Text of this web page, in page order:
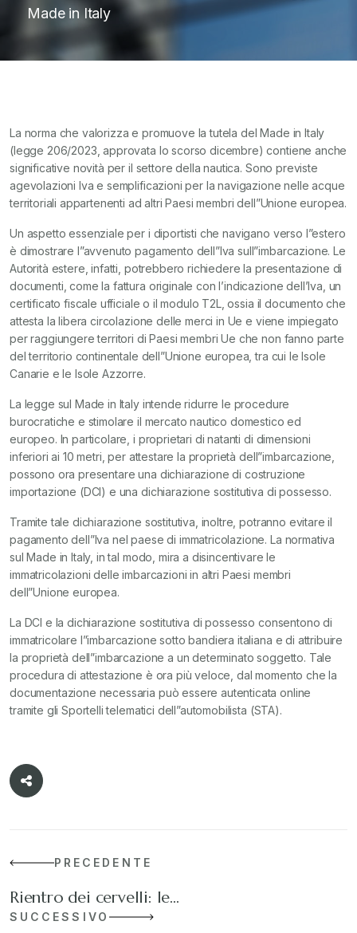
Made in Italy
La norma che valorizza e promuove la tutela del Made in Italy
(legge 206/2023, approvata lo scorso dicembre) contiene anche
significative novità per il settore della nautica. Sono previste
agevolazioni Iva e semplificazioni per la navigazione nelle acque
territoriali appartenenti ad altri Paesi membri dell”Unione europea.
Un aspetto essenziale per i diportisti che navigano verso l”estero
è dimostrare l”avvenuto pagamento dell”Iva sull”imbarcazione. Le
Autorità estere, infatti, potrebbero richiedere la presentazione di
documenti, come la fattura originale con l’indicazione dell’Iva, un
certificato fiscale ufficiale o il modulo T2L, ossia il documento che
attesta la libera circolazione delle merci in Ue e viene impiegato
per raggiungere territori di Paesi membri Ue che non fanno parte
del territorio continentale dell”Unione europea, tra cui le Isole
Canarie e le Isole Azzorre.
La legge sul Made in Italy intende ridurre le procedure
burocratiche e stimolare il mercato nautico domestico ed
europeo. In particolare, i proprietari di natanti di dimensioni
inferiori ai 10 metri, per attestare la proprietà dell”imbarcazione,
possono ora presentare una dichiarazione di costruzione
importazione (DCI) e una dichiarazione sostitutiva di possesso.
Tramite tale dichiarazione sostitutiva, inoltre, potranno evitare il
pagamento dell”Iva nel paese di immatricolazione. La normativa
sul Made in Italy, in tal modo, mira a disincentivare le
immatricolazioni delle imbarcazioni in altri Paesi membri
dell”Unione europea.
La DCI e la dichiarazione sostitutiva di possesso consentono di
immatricolare l”imbarcazione sotto bandiera italiana e di attribuire
la proprietà dell”imbarcazione a un determinato soggetto. Tale
procedura di attestazione è ora più veloce, dal momento che la
documentazione necessaria può essere autenticata online
tramite gli Sportelli telematici dell”automobilista (STA).
PRECEDENTE
Rientro dei cervelli: le…
SUCCESSIVO